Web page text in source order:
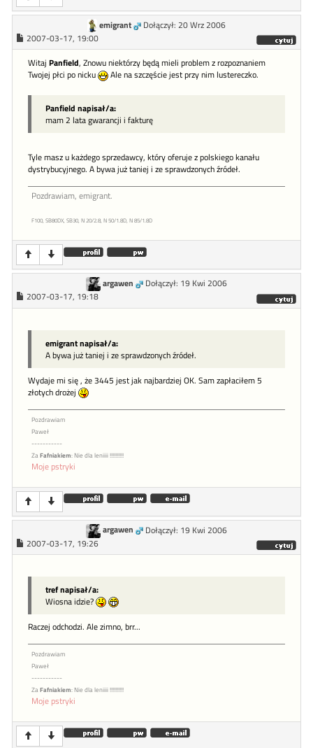
emigrant
Dołączył: 20 Wrz 2006
2007-03-17, 19:00
Witaj Panfield, Znowu niektórzy będą mieli problem z rozpoznaniem
Twojej płci po nicku
Ale na szczęście jest przy nim lustereczko.
Panfield napisał/a:
mam 2 lata gwarancji i fakturę
Tyle masz u każdego sprzedawcy, który oferuje z polskiego kanału
dystrybucyjnego. A bywa już taniej i ze sprawdzonych źródeł.
Pozdrawiam, emigrant.
F100, SB80DX, SB30, N 20/2.8, N 50/1.8D, N 85/1.8D
argawen
Dołączył: 19 Kwi 2006
2007-03-17, 19:18
emigrant napisał/a:
A bywa już taniej i ze sprawdzonych źródeł.
Wydaje mi się , że 3445 jest jak najbardziej OK. Sam zapłaciłem 5
złotych drożej
Pozdrawiam
Paweł
-----------
Za Fafniakiem: Nie dla leniiii !!!!!!!!!!
Moje pstryki
argawen
Dołączył: 19 Kwi 2006
2007-03-17, 19:26
tref napisał/a:
Wiosna idzie?
Raczej odchodzi. Ale zimno, brr...
Pozdrawiam
Paweł
-----------
Za Fafniakiem: Nie dla leniiii !!!!!!!!!!
Moje pstryki